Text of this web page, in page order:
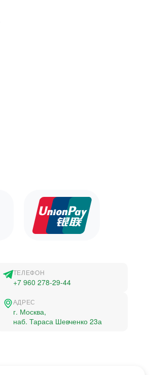
ТЕЛЕФОН
+7 960 278-29-44
АДРЕС
г. Москва,
наб. Тараса Шевченко 23а